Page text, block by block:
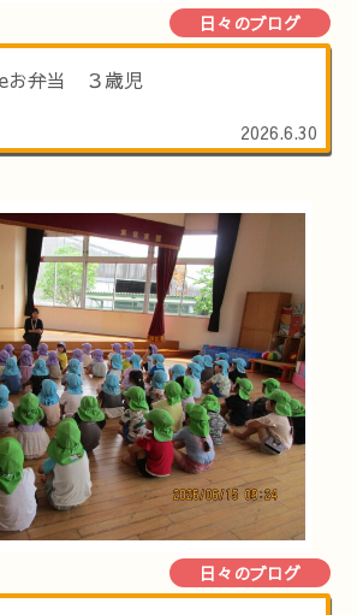
日々のブログ
お弁当 ３歳児
2026.6.30
日々のブログ